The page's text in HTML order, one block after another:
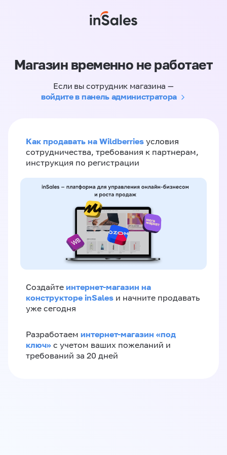
Магазин временно не работает
Если вы сотрудник магазина —
войдите в панель администратора
Как продавать на Wildberries условия
сотрудничества, требования к партнерам,
инструкция по регистрации
Создайте интернет-магазин на
конструкторе inSales и начните продавать
уже сегодня
Разработаем интернет-магазин «‎под
ключ»‎ с учетом ваших пожеланий и
требований за 20 дней